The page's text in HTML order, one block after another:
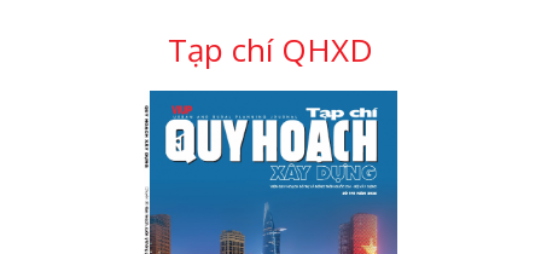
Tạp chí QHXD